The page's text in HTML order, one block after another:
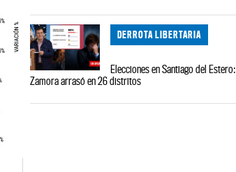
DERROTA LIBERTARIA
Elecciones en Santiago del Estero:
Zamora arrasó en 26 distritos